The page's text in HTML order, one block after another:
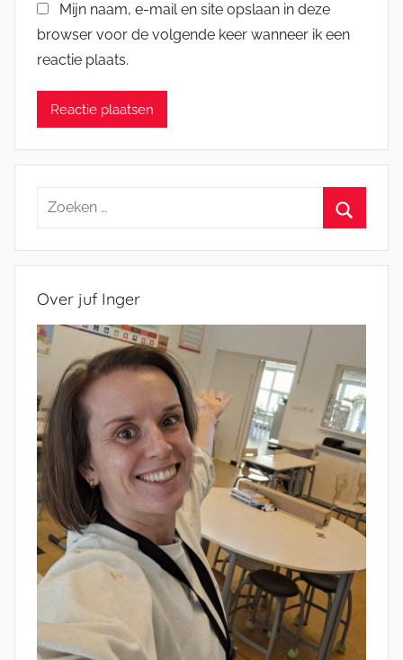
Mijn naam, e-mail en site opslaan in deze
browser voor de volgende keer wanneer ik een
reactie plaats.
Zoeken
Over juf Inger